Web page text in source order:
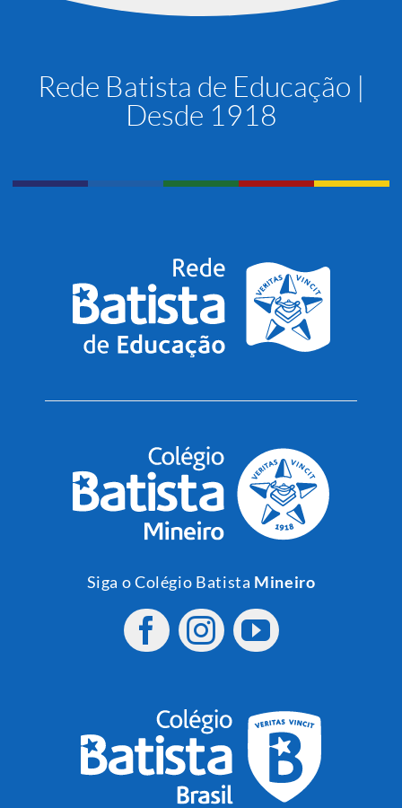
Rede Batista de Educação |
Siga o Colégio Batista Mineiro
Siga o Colégio Batista Brasil